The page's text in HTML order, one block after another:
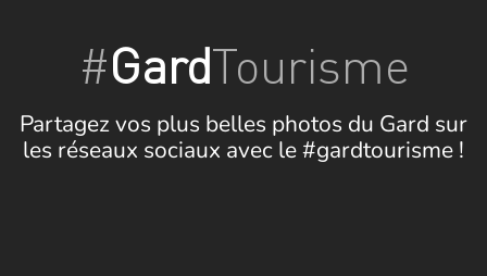
#GardTourisme
Partagez vos plus belles photos du Gard sur
les réseaux sociaux avec le #gardtourisme !